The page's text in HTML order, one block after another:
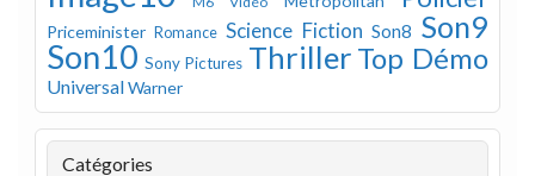
Priceminister Romance Science Fiction Son8 Son9
Son10 Sony Pictures Thriller Top Démo
UniversalWarner
Catégories